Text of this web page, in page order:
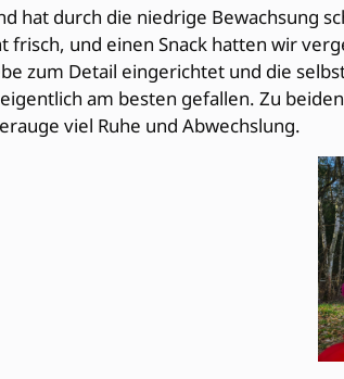
durch die niedrige Bewachsung
und einen Snack hatten wir
zum Detail eingerichtet und die
am besten gefallen. Zu
viel Ruhe und Abwechslung.